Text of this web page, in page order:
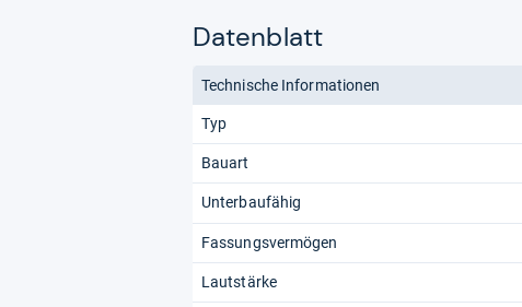
Datenblatt
Technische Informationen
Typ
Bauart
Unterbaufähig
Fassungsvermögen
Lautstärke